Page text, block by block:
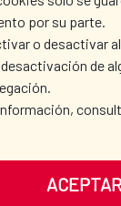
por su parte.
o desactivar
de
ACEPTAR
DATA